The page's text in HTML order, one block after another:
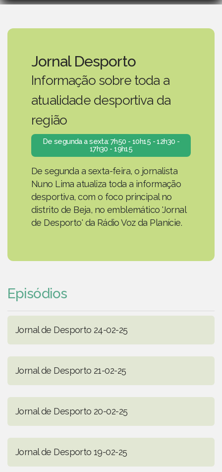
Jornal Desporto
Informação sobre toda a
atualidade desportiva da
região
De segunda a sexta: 7h50 - 10h15 - 12h30 -
17h30 - 19h15
De segunda a sexta-feira, o jornalista
Nuno Lima atualiza toda a informação
desportiva, com o foco principal no
distrito de Beja, no emblemático 'Jornal
de Desporto' da Rádio Voz da Planície.
Episódios
Jornal de Desporto 24-02-25
Jornal de Desporto 21-02-25
Jornal de Desporto 20-02-25
Jornal de Desporto 19-02-25